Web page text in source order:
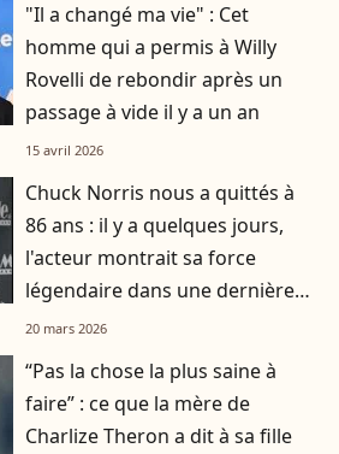
"Il a changé ma vie" : Cet
homme qui a permis à Willy
Rovelli de rebondir après un
passage à vide il y a un an
15 avril 2026
Chuck Norris nous a quittés à
86 ans : il y a quelques jours,
l'acteur montrait sa force
légendaire dans une dernière
vidéo
20 mars 2026
“Pas la chose la plus saine à
faire” : ce que la mère de
Charlize Theron a dit à sa fille